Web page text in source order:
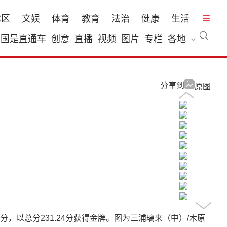
文娱 体育 教育 法治 健康
生活
国是直通车 创意 直播 视频 图片 专栏 各地
原图
分享到
，以总分231.24分获得金牌。图为三浦璃来（中）/木原